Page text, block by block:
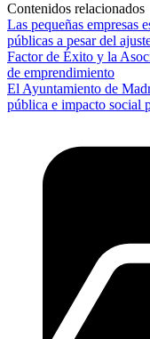
Contenidos relacionados
Las pequeñas empresas
públicas a pesar del
Factor de Éxito y la
de emprendimiento
El Ayuntamiento de
pública e impacto social